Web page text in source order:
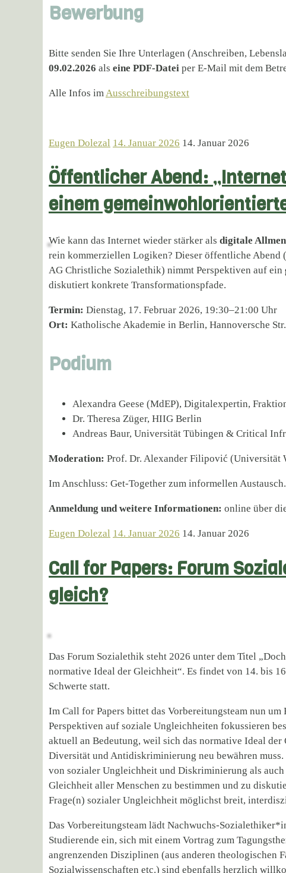
Bewerbung
Bitte senden Sie Ihre Unterlagen (Anschreiben,
09.02.2026 als eine PDF-Datei per E-Mail mit dem
Alle Infos im Ausschreibungstext
Eugen Dolezal 14. Januar 2026 14. Januar 2026
Öffentlicher Abend:
einem
Wie kann das Internet wieder stärker als digitale
rein kommerziellen Logiken? Dieser öffentliche Abend
AG Christliche Sozialethik) nimmt Perspektiven auf ein
diskutiert konkrete Transformationspfade.
Termin: Dienstag, 17. Februar 2026, 19:30–21:00 Uhr
Ort: Katholische Akademie in Berlin, Hannoversche
Podium
Alexandra Geese (MdEP), Digitalexpertin,
Dr. Theresa Züger, HIIG Berlin
Andreas Baur, Universität Tübingen & Critical
Moderation: Prof. Dr. Alexander Filipović (Universität
Im Anschluss: Get-Together zum informellen Austausch.
Anmeldung und weitere Informationen: online über
Eugen Dolezal 14. Januar 2026 14. Januar 2026
Call for Papers: Forum
gleich?
Das Forum Sozialethik steht 2026 unter dem Titel
normative Ideal der Gleichheit“. Es findet von 14. bis
Schwerte statt.
Im Call for Papers bittet das Vorbereitungsteam nun
Perspektiven auf soziale Ungleichheiten fokussieren
aktuell an Bedeutung, weil sich das normative Ideal
Diversität und Antidiskriminierung neu bewähren
von sozialer Ungleichheit und Diskriminierung als
Gleichheit aller Menschen zu bestimmen und zu
Frage(n) sozialer Ungleichheit möglichst breit,
Das Vorbereitungsteam lädt Nachwuchs-
Studierende ein, sich mit einem Vortrag zum
angrenzenden Disziplinen (aus anderen theologischen
Sozialwissenschaften etc.) sind ebenfalls herzlich